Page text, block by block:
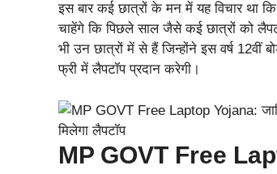
इस बार कई छात्रों के मन में यह विचार था
चाहेंगे कि पिछले साल जैसे कई छात्रों को
भी उन छात्रों में से हैं जिन्होंने इस वर्ष
फ्री में लैपटॉप प्रदान करेगी।
MP GOVT Free